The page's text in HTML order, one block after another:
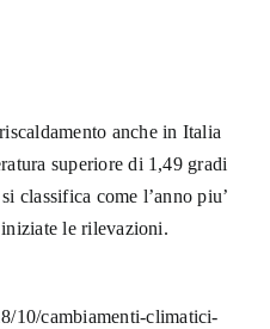
anche in Italia
superiore di 1,49 gradi
classifica come l’anno piu’
le rilevazioni.
10/cambiamenti-climatici-